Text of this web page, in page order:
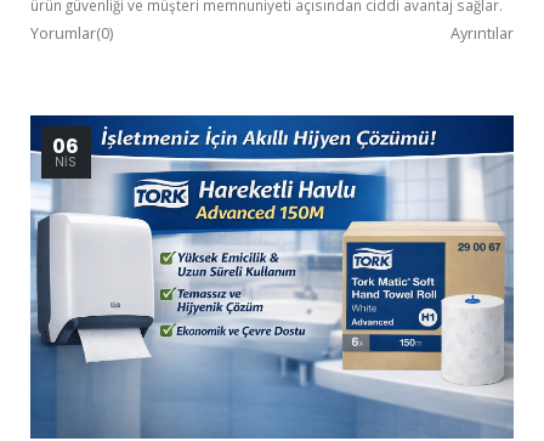
ürün güvenliği ve müşteri memnuniyeti açısından ciddi avantaj sağlar.
Yorumlar(0) Ayrıntılar
06
NIS